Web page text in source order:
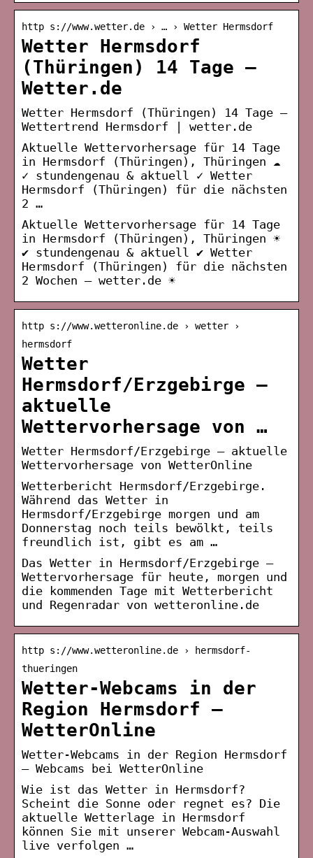
http s://www.wetter.de › … › Wetter Hermsdorf
Wetter Hermsdorf
(Thüringen) 14 Tage –
Wetter.de
Wetter Hermsdorf (Thüringen) 14 Tage –
Wettertrend Hermsdorf | wetter.de
Aktuelle Wettervorhersage für 14 Tage
in Hermsdorf (Thüringen), Thüringen ☁️
✓ stundengenau & aktuell ✓ Wetter
Hermsdorf (Thüringen) für die nächsten
2 …
Aktuelle Wettervorhersage für 14 Tage
in Hermsdorf (Thüringen), Thüringen ☀️
✔ stundengenau & aktuell ✔ Wetter
Hermsdorf (Thüringen) für die nächsten
2 Wochen – wetter.de ☀
http s://www.wetteronline.de › wetter ›
hermsdorf
Wetter
Hermsdorf/Erzgebirge –
aktuelle
Wettervorhersage von …
Wetter Hermsdorf/Erzgebirge – aktuelle
Wettervorhersage von WetterOnline
Wetterbericht Hermsdorf/Erzgebirge.
Während das Wetter in
Hermsdorf/Erzgebirge morgen und am
Donnerstag noch teils bewölkt, teils
freundlich ist, gibt es am …
Das Wetter in Hermsdorf/Erzgebirge –
Wettervorhersage für heute, morgen und
die kommenden Tage mit Wetterbericht
und Regenradar von wetteronline.de
http s://www.wetteronline.de › hermsdorf-
thueringen
Wetter-Webcams in der
Region Hermsdorf –
WetterOnline
Wetter-Webcams in der Region Hermsdorf
– Webcams bei WetterOnline
Wie ist das Wetter in Hermsdorf?
Scheint die Sonne oder regnet es? Die
aktuelle Wetterlage in Hermsdorf
können Sie mit unserer Webcam-Auswahl
live verfolgen …